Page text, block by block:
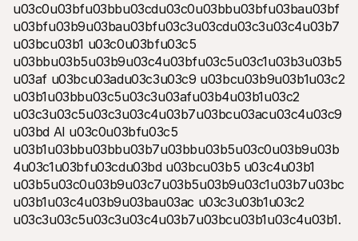
u03c0u03bfu03bbu03cdu03c0u03bbu03bfu03bau03bf
u03bfu03b9u03bau03bfu03c3u03cdu03c3u03c4u03b7
u03bcu03b1 u03c0u03bfu03c5
u03bbu03b5u03b9u03c4u03bfu03c5u03c1u03b3u03b5
u03af u03bcu03adu03c3u03c9 u03bcu03b9u03b1u03c2
u03b1u03bbu03c5u03c3u03afu03b4u03b1u03c2
u03c3u03c5u03c3u03c4u03b7u03bcu03acu03c4u03c9
u03bd AI u03c0u03bfu03c5
u03b1u03bbu03bbu03b7u03bbu03b5u03c0u03b9u03b
4u03c1u03bfu03cdu03bd u03bcu03b5 u03c4u03b1
u03b5u03c0u03b9u03c7u03b5u03b9u03c1u03b7u03bc
u03b1u03c4u03b9u03bau03ac u03c3u03b1u03c2
u03c3u03c5u03c3u03c4u03b7u03bcu03b1u03c4u03b1.